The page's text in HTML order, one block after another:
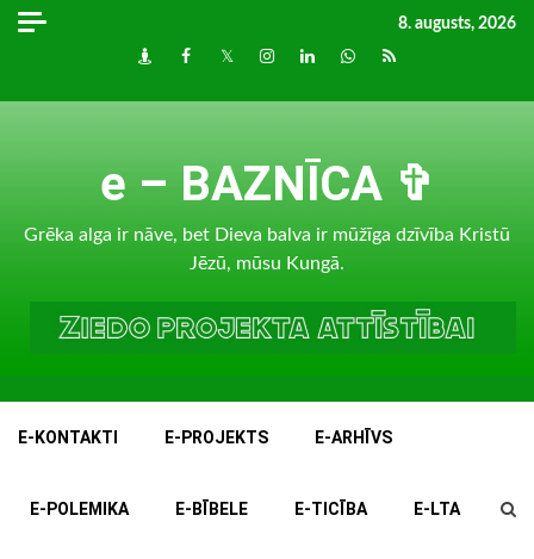
Skip
8. augusts, 2026
DraugiemFacebook
TwitterInstagram
LinkedInwhatsapp
RSS
e – BAZNĪCA ✞
Grēka alga ir nāve, bet Dieva balva ir mūžīga dzīvība Kristū
Jēzū, mūsu Kungā.
E-KONTAKTI E-PROJEKTS E-ARHĪVS
E-POLEMIKA E-BĪBELE E-TICĪBA E-LTA